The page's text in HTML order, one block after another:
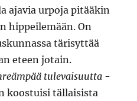
ajavia urpoja pitääkin
hippeilemään. On
tärisyttää
eteen jotain.
tulevaisuutta -
koostuisi tällaisista